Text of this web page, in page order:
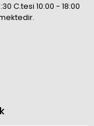
C.tesi 10:00 - 18:00